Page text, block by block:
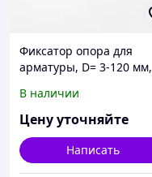
Фиксатор опора для
арматуры, D= 3-120 мм,
кубик..., S= 1,6-120 мм
В наличии
Цену уточняйте
Написать